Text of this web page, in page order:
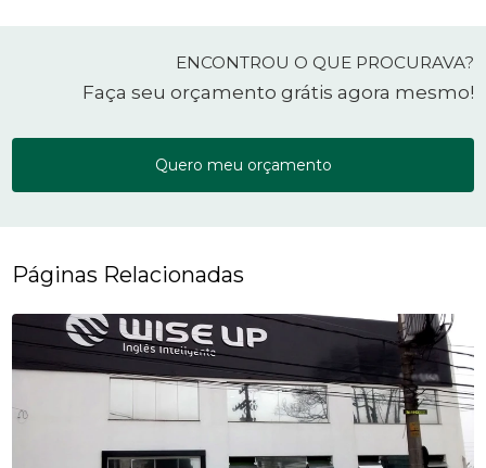
ENCONTROU O QUE PROCURAVA?
Faça seu orçamento grátis agora mesmo!
Quero meu orçamento
Páginas Relacionadas